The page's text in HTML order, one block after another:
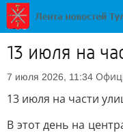
13 июля на
7 июля 2026, 11:34
13 июля на части
В этот день на